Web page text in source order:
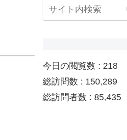
今日の閲覧数 : 218
総訪問数 : 150,289
総訪問者数 : 85,435